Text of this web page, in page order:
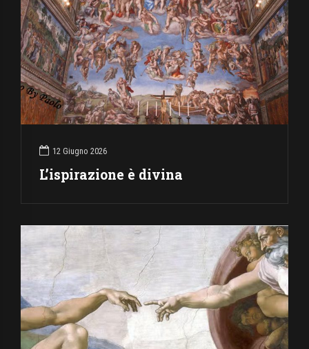
12 Giugno 2026
L’ispirazione è divina